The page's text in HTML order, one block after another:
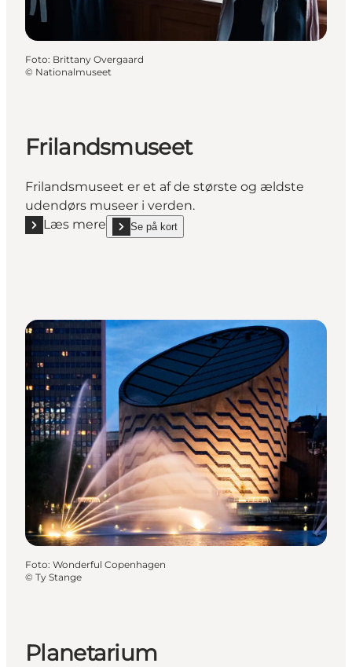
Foto: Brittany Overgaard
© Nationalmuseet
Frilandsmuseet
Frilandsmuseet er et af de største og ældste
udendørs museer i verden.
Læs mere
Læs mere "Frilandsmuseet"
Se på kort
show Frilandsmuseet on_map
Foto: Wonderful Copenhagen
© Ty Stange
Planetarium